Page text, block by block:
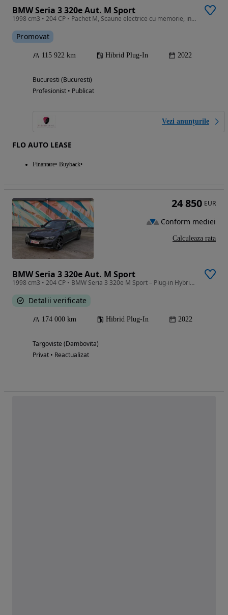
BMW Seria 3 320e Aut. M Sport
1998 cm3 • 204 CP • Pachet M, Scaune electrice cu memorie, incalzite, 2 seturi de roti
Promovat
115 922 km Hibrid Plug-In 2022
Bucuresti (Bucuresti)
Profesionist • Publicat
Vezi anunțurile
FLO AUTO LEASE
Finantare Buyback
BMW Seria 3 320e Aut. M Sport
1998 cm3 • 204 CP • BMW Seria 3 320e M Sport – Plug-in Hybrid – Laser - 2022
Detalii verificate
174 000 km Hibrid Plug-In 2022
Targoviste (Dambovita)
Privat • Reactualizat
24 850 EUR
Conform mediei
Calculeaza rata